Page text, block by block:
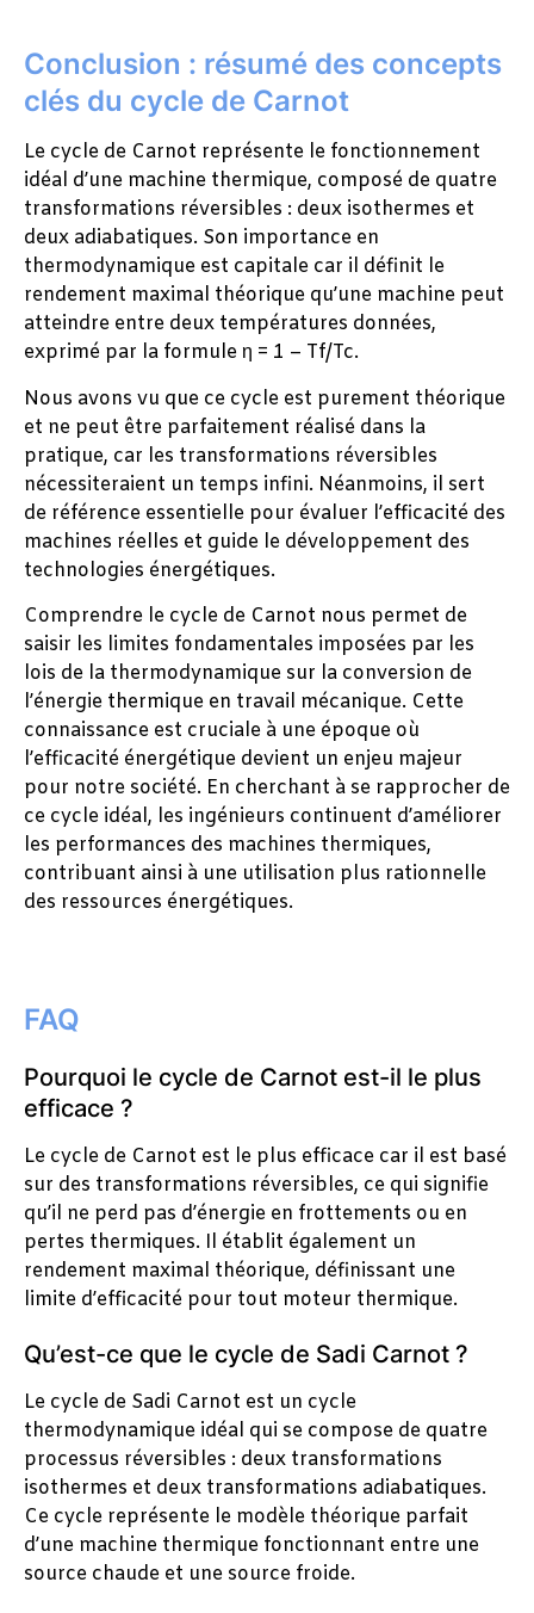
Conclusion : résumé des concepts
clés du cycle de Carnot
Le cycle de Carnot représente le fonctionnement
idéal d’une machine thermique, composé de quatre
transformations réversibles : deux isothermes et
deux adiabatiques. Son importance en
thermodynamique est capitale car il définit le
rendement maximal théorique qu’une machine peut
atteindre entre deux températures données,
exprimé par la formule η = 1 – Tf/Tc.
Nous avons vu que ce cycle est purement théorique
et ne peut être parfaitement réalisé dans la
pratique, car les transformations réversibles
nécessiteraient un temps infini. Néanmoins, il sert
de référence essentielle pour évaluer l’efficacité des
machines réelles et guide le développement des
technologies énergétiques.
Comprendre le cycle de Carnot nous permet de
saisir les limites fondamentales imposées par les
lois de la thermodynamique sur la conversion de
l’énergie thermique en travail mécanique. Cette
connaissance est cruciale à une époque où
l’efficacité énergétique devient un enjeu majeur
pour notre société. En cherchant à se rapprocher de
ce cycle idéal, les ingénieurs continuent d’améliorer
les performances des machines thermiques,
contribuant ainsi à une utilisation plus rationnelle
des ressources énergétiques.
FAQ
Pourquoi le cycle de Carnot est-il le plus
efficace ?
Le cycle de Carnot est le plus efficace car il est basé
sur des transformations réversibles, ce qui signifie
qu’il ne perd pas d’énergie en frottements ou en
pertes thermiques. Il établit également un
rendement maximal théorique, définissant une
limite d’efficacité pour tout moteur thermique.
Qu’est-ce que le cycle de Sadi Carnot ?
Le cycle de Sadi Carnot est un cycle
thermodynamique idéal qui se compose de quatre
processus réversibles : deux transformations
isothermes et deux transformations adiabatiques.
Ce cycle représente le modèle théorique parfait
d’une machine thermique fonctionnant entre une
source chaude et une source froide.